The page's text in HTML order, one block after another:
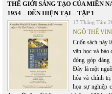
THẾ GIỚI SÁNG TẠO CỦA MIỀN
1954 – ĐẾN HIỆN TẠI – TẬP 1
13 Tháng Tám
NGÔ THẾ
Cuốn sách này
văn học và báo
đóng góp đáng
Đây là một
hóa và chính
họa sự nghiệp